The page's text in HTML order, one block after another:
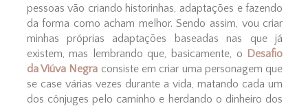
pessoas vão criando historinhas, adaptações e fazendo
da forma como acham melhor. Sendo assim, vou criar
minhas próprias adaptações baseadas nas que já
existem, mas lembrando que, basicamente, o Desafio
da Viúva Negra consiste em criar uma personagem que
se case várias vezes durante a vida, matando cada um
dos cônjuges pelo caminho e herdando o dinheiro dos